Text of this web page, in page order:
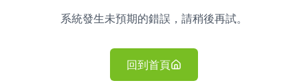
系統發生未預期的錯誤，請稍後再試。
回到首頁